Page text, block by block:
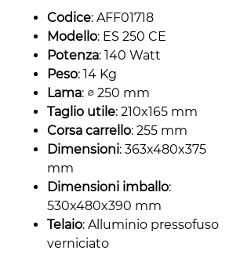
Codice: AFF01718
Modello: ES 250 CE
Potenza: 140 Watt
Peso: 14 Kg
Lama: ∅ 250 mm
Taglio utile: 210x165 mm
Corsa carrello: 255 mm
Dimensioni: 363x480x375
mm
Dimensioni imballo:
530x480x390 mm
Telaio: Alluminio pressofuso
verniciato